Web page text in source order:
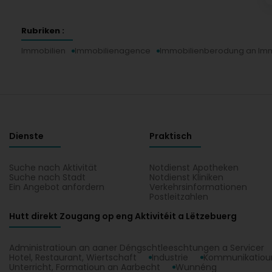
Rubriken :
Immobilien
Immobilienagence Immobilienberodung an
Dienste
Suche nach Aktivität
Suche nach Stadt
Ein Angebot anfordern
Praktisch
Notdienst Apotheken
Notdienst Kliniken
Verkehrsinformationen
Postleitzahlen
Hutt direkt Zougang op eng Aktivitéit a Lëtzebuerg
Administratioun an aaner Déngschtleeschtungen a Servicer
Hotel, Restaurant, Wiertschaft
Industrie
Unterricht, Formatioun an Aarbecht
Wunnéng